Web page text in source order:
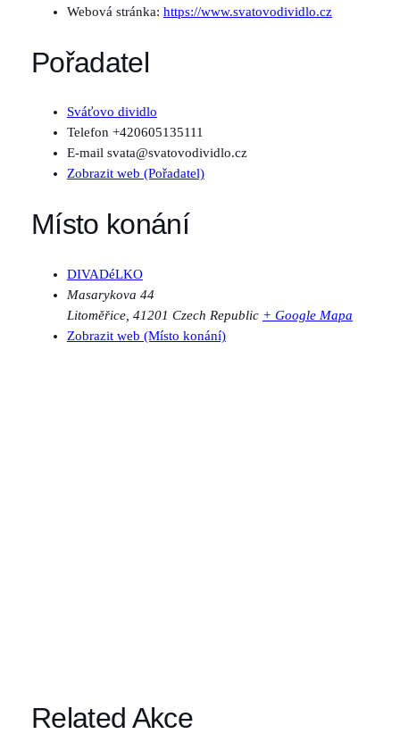
Webová stránka: https://www.svatovodividlo.cz
Pořadatel
Sváťovo dividlo
Telefon +420605135111
E-mail svata@svatovodividlo.cz
Zobrazit web (Pořadatel)
Místo konání
DIVADéLKO
Masarykova 44
Litoměřice, 41201 Czech Republic + Google Mapa
Zobrazit web (Místo konání)
Related Akce